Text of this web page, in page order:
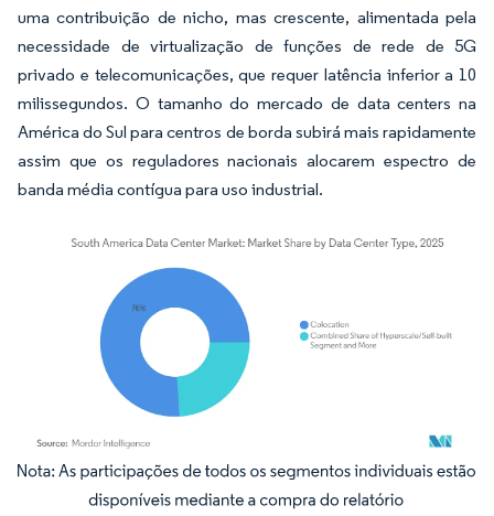
uma contribuição de nicho, mas crescente, alimentada pela
necessidade de virtualização de funções de rede de 5G
privado e telecomunicações, que requer latência inferior a 10
milissegundos. O tamanho do mercado de data centers na
América do Sul para centros de borda subirá mais rapidamente
assim que os reguladores nacionais alocarem espectro de
banda média contígua para uso industrial.
Imagem © Mordor Intelligence. O reuso requer atribuição conforme CC BY 4.0.